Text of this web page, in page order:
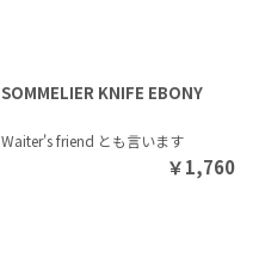
SOMMELIER KNIFE EBONY
Waiter's friend とも言います
￥1,760